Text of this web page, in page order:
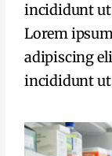
incididunt ut
Lorem
adipiscing
incididunt ut